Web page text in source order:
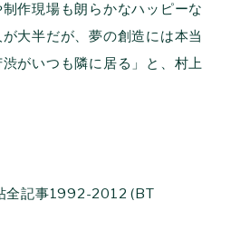
作現場も朗らかなハッピーな
大半だが、夢の創造には本当
がいつも隣に居る」と、村上
全記事1992-2012 (BT